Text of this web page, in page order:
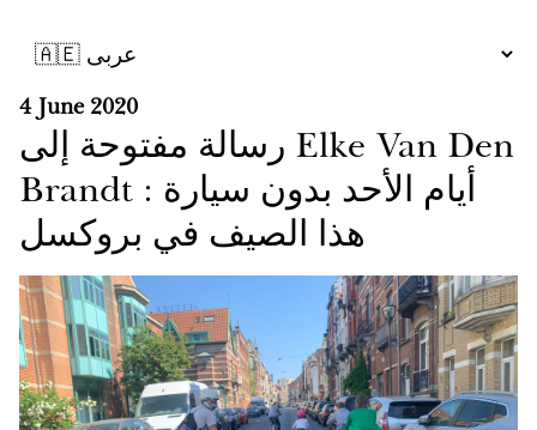
4 June 2020
رسالة مفتوحة إلى Elke Van Den
Brandt : أيام الأحد بدون سيارة
هذا الصيف في بروكسل